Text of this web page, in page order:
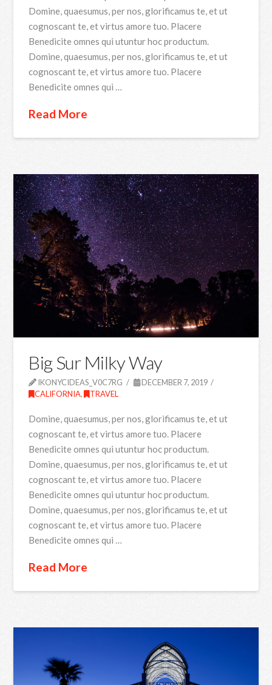
Domine, quaesumus, per nos, glorificamus te, et ut
cognoscant te, et virtus amore tuo. Placere
Benedicite omnes qui utuntur hoc productum.
Domine, quaesumus, per nos, glorificamus te, et ut
cognoscant te, et virtus amore tuo. Placere
Benedicite omnes qui …
Read More
Big Sur Milky Way
IKONYCIDEAS_V0C7RG
DECEMBER 7, 2019
CALIFORNIA, TRAVEL
Domine, quaesumus, per nos, glorificamus te, et ut
cognoscant te, et virtus amore tuo. Placere
Benedicite omnes qui utuntur hoc productum.
Domine, quaesumus, per nos, glorificamus te, et ut
cognoscant te, et virtus amore tuo. Placere
Benedicite omnes qui utuntur hoc productum.
Domine, quaesumus, per nos, glorificamus te, et ut
cognoscant te, et virtus amore tuo. Placere
Benedicite omnes qui …
Read More